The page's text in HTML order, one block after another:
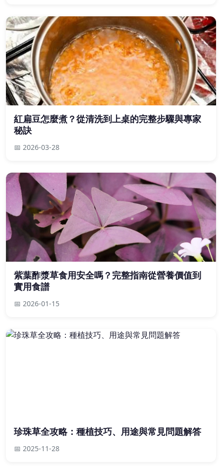
紅扁豆怎麼煮？從清洗到上桌的完整步驟與專家
秘訣
📅 2026-03-28
紫葉酢漿草食用安全嗎？完整指南從營養價值到
實用食譜
📅 2026-01-15
珍珠草全攻略：種植技巧、用途與常見問題解答
📅 2025-11-28